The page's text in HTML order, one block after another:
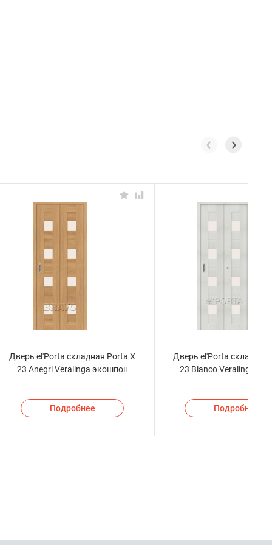
Дверь el'Porta складная Porta X
23 Anegri Veralinga экошпон
Подробнее
Дверь el'Porta складная
23 Bianco Veralinga
Подробнее